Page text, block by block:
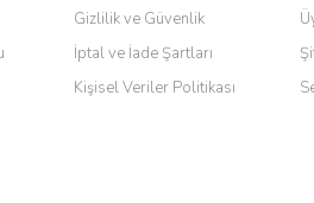
hatalar bulunuyor.
sitelerden daha pahalı.
farklı alternatifler olmalı.
Gizlilik ve Güvenlik
İptal ve İade Şartları
Kişisel Veriler Politikası